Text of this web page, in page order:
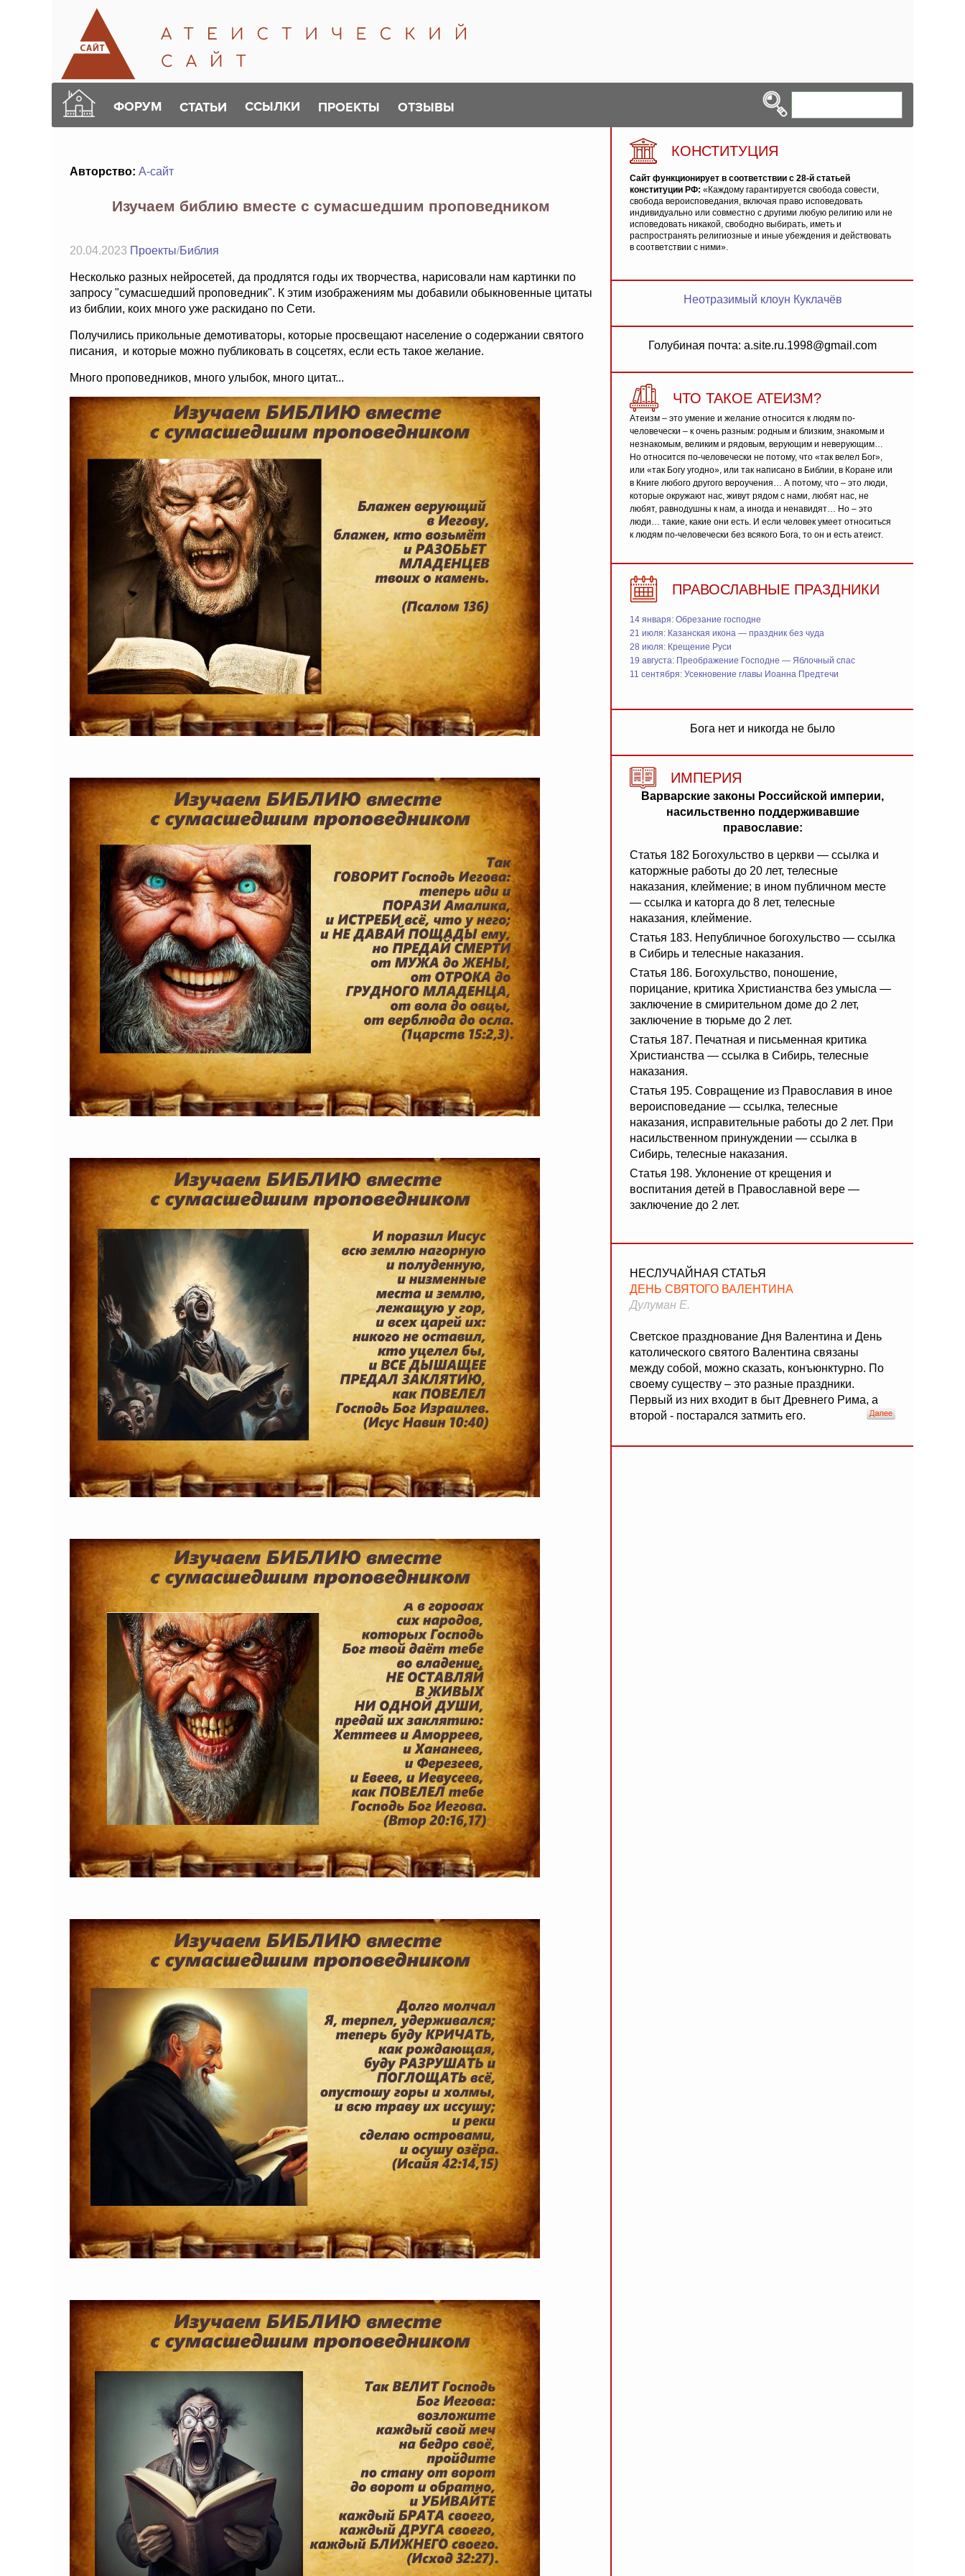
ФОРУМ СТАТЬИ ССЫЛКИ ПРОЕКТЫ ОТЗЫВЫ
Авторство: А-сайт
Изучаем библию вместе с сумасшедшим проповедником
20.04.2023 Проекты/Библия
Несколько разных нейросетей, да продлятся годы их творчества, нарисовали нам картинки по
запросу "сумасшедший проповедник". К этим изображениям мы добавили обыкновенные цитаты
из библии, коих много уже раскидано по Сети.
Получились прикольные демотиваторы, которые просвещают население о содержании святого
писания, и которые можно публиковать в соцсетях, если есть такое желание.
Много проповедников, много улыбок, много цитат...
КОНСТИТУЦИЯ
Сайт функционирует в соответствии с 28-й статьей
конституции РФ: «Каждому гарантируется свобода совести,
свобода вероисповедания, включая право исповедовать
индивидуально или совместно с другими любую религию или не
исповедовать никакой, свободно выбирать, иметь и
распространять религиозные и иные убеждения и действовать
в соответствии с ними».
Неотразимый клоун Куклачёв
Голубиная почта: a.site.ru.1998@gmail.com
ЧТО ТАКОЕ АТЕИЗМ?
Атеизм – это умение и желание относится к людям по-
человечески – к очень разным: родным и близким, знакомым и
незнакомым, великим и рядовым, верующим и неверующим…
Но относится по-человечески не потому, что «так велел Бог»,
или «так Богу угодно», или так написано в Библии, в Коране или
в Книге любого другого вероучения… А потому, что – это люди,
которые окружают нас, живут рядом с нами, любят нас, не
любят, равнодушны к нам, а иногда и ненавидят… Но – это
люди… такие, какие они есть. И если человек умеет относиться
к людям по-человечески без всякого Бога, то он и есть атеист.
ПРАВОСЛАВНЫЕ ПРАЗДНИКИ
14 января: Обрезание господне
21 июля: Казанская икона — праздник без чуда
28 июля: Крещение Руси
19 августа: Преображение Господне — Яблочный спас
11 сентября: Усекновение главы Иоанна Предтечи
Бога нет и никогда не было
ИМПЕРИЯ
Варварские законы Российской империи,
насильственно поддерживавшие
православие:
Статья 182 Богохульство в церкви — ссылка и
каторжные работы до 20 лет, телесные
наказания, клеймение; в ином публичном месте
— ссылка и каторга до 8 лет, телесные
наказания, клеймение.
Статья 183. Непубличное богохульство — ссылка
в Сибирь и телесные наказания.
Статья 186. Богохульство, поношение,
порицание, критика Христианства без умысла —
заключение в смирительном доме до 2 лет,
заключение в тюрьме до 2 лет.
Статья 187. Печатная и письменная критика
Христианства — ссылка в Сибирь, телесные
наказания.
Статья 195. Совращение из Православия в иное
вероисповедание — ссылка, телесные
наказания, исправительные работы до 2 лет. При
насильственном принуждении — ссылка в
Сибирь, телесные наказания.
Статья 198. Уклонение от крещения и
воспитания детей в Православной вере —
заключение до 2 лет.
НЕСЛУЧАЙНАЯ СТАТЬЯ
ДЕНЬ СВЯТОГО ВАЛЕНТИНА
Дулуман Е.
Светское празднование Дня Валентина и День
католического святого Валентина связаны
между собой, можно сказать, конъюнктурно. По
своему существу – это разные праздники.
Первый из них входит в быт Древнего Рима, а
второй - постарался затмить его.